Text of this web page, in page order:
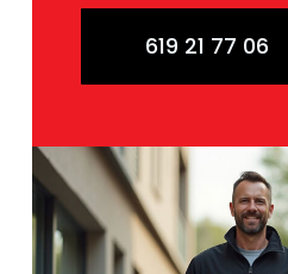
619 21 77 06